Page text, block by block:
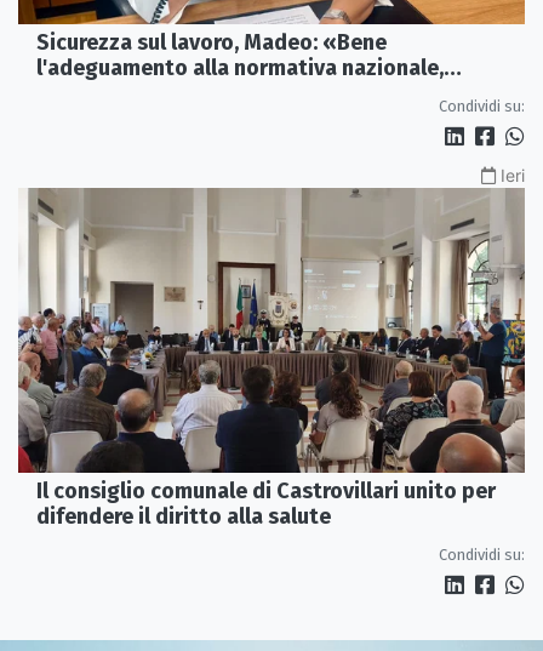
Sicurezza sul lavoro, Madeo: «Bene
l'adeguamento alla normativa nazionale,
Condividi su:
Ieri
Il consiglio comunale di Castrovillari unito per
difendere il diritto alla salute
Condividi su: